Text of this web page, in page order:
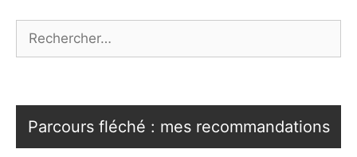
Parcours fléché : mes recommandations